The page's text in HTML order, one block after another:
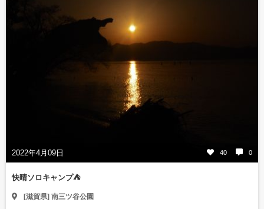
2022年4月09日 40 0
快晴ソロキャンプ⛺️
[滋賀県] 南三ツ谷公園